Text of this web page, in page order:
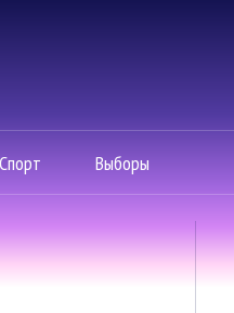
Спорт Выборы